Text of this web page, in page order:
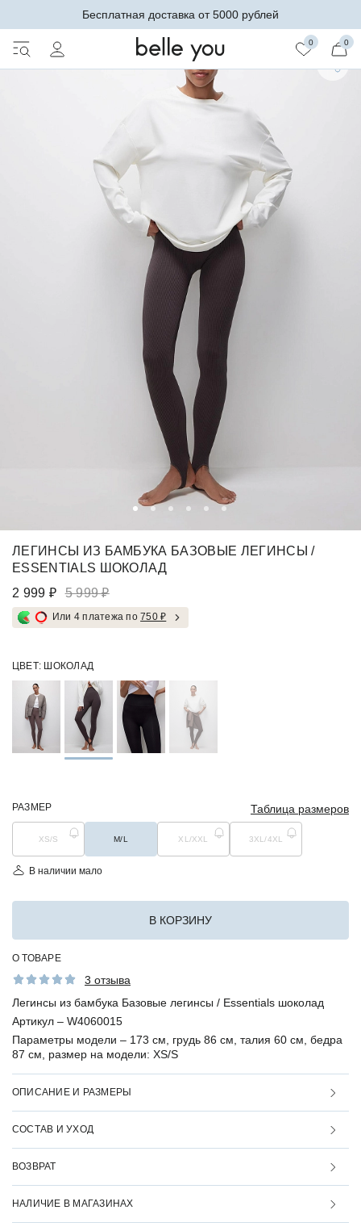
Бесплатная доставка от 5000 рублей
0 0
ЛЕГИНСЫ ИЗ БАМБУКА БАЗОВЫЕ ЛЕГИНСЫ /
ESSENTIALS ШОКОЛАД
2 999 ₽
5 999 ₽
Или 4 платежа по750 ₽
ЦВЕТ: ШОКОЛАД
РАЗМЕР Таблица размеров
XS/S M/L XL/XXL 3XL/4XL
В наличии мало
В КОРЗИНУ
О ТОВАРЕ
3 отзыва
Легинсы из бамбука Базовые легинсы / Essentials шоколад
Артикул – W4060015
Параметры модели – 173 см, грудь 86 см, талия 60 см, бедра
87 см, размер на модели: XS/S
ОПИСАНИЕ И РАЗМЕРЫ
СОСТАВ И УХОД
ВОЗВРАТ
НАЛИЧИЕ В МАГАЗИНАХ